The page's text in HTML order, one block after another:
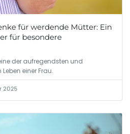
für werdende Mütter: Ein
für besondere
der aufregendsten und
einer Frau.
2025